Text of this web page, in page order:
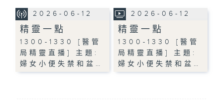
2026-06-12
精靈一點
1300-1330 [醫管
局精靈直播] 主題:
婦女小便失禁和盆…
2026-06-12
精靈一點
1300-1330 [醫管
局精靈直播] 主題:
婦女小便失禁和盆…